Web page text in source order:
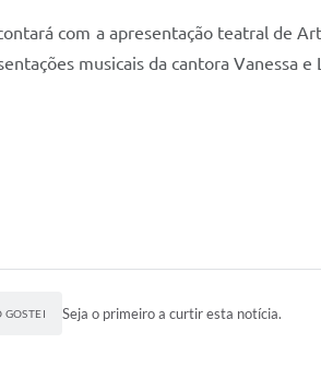
com a apresentação teatral de
musicais da cantora Vanessa e
GOSTEI Seja o primeiro a curtir esta notícia.